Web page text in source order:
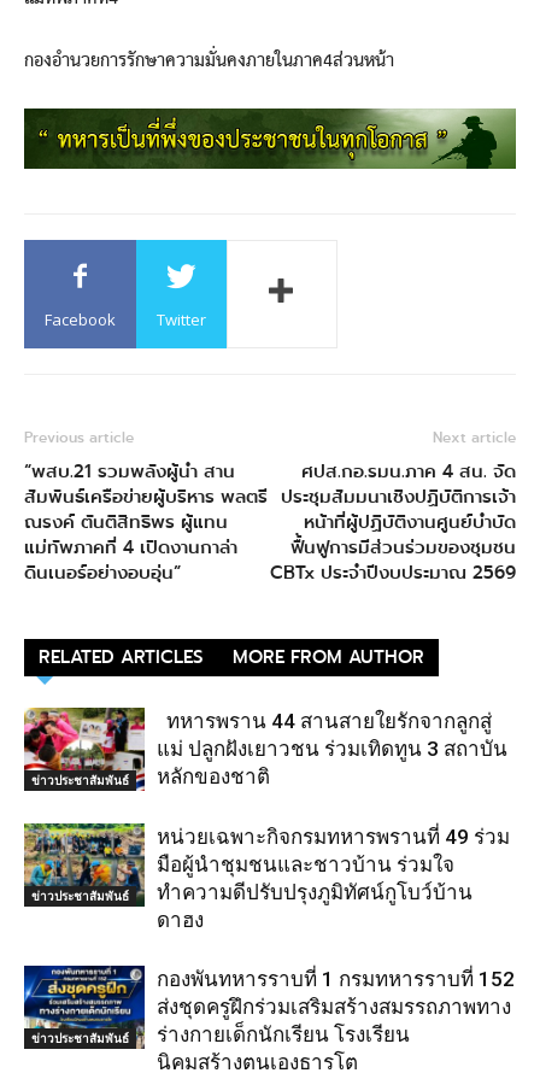
กองอำนวยการรักษาความมั่นคงภายในภาค4ส่วนหน้า
Facebook Twitter
Previous article
“พสบ.21 รวมพลังผู้นำ สาน
สัมพันธ์เครือข่ายผู้บริหาร พลตรี
ณรงค์ ตันติสิทธิพร ผู้แทน
แม่ทัพภาคที่ 4 เปิดงานกาล่า
ดินเนอร์อย่างอบอุ่น”
Next article
ศปส.กอ.รมน.ภาค 4 สน. จัด
ประชุมสัมมนาเชิงปฏิบัติการเจ้า
หน้าที่ผู้ปฏิบัติงานศูนย์บำบัด
ฟื้นฟูการมีส่วนร่วมของชุมชน
CBTx ประจำปีงบประมาณ 2569
RELATED ARTICLES MORE FROM AUTHOR
ข่าวประชาสัมพันธ์
ทหารพราน 44 สานสายใยรักจากลูกสู่
แม่ ปลูกฝังเยาวชน ร่วมเทิดทูน 3 สถาบัน
หลักของชาติ
ข่าวประชาสัมพันธ์
หน่วยเฉพาะกิจกรมทหารพรานที่ 49 ร่วม
มือผู้นำชุมชนและชาวบ้าน ร่วมใจ
ทำความดีปรับปรุงภูมิทัศน์กูโบว์บ้าน
ดาฮง
ข่าวประชาสัมพันธ์
กองพันทหารราบที่ 1 กรมทหารราบที่ 152
ส่งชุดครูฝึกร่วมเสริมสร้างสมรรถภาพทาง
ร่างกายเด็กนักเรียน โรงเรียน
นิคมสร้างตนเองธารโต